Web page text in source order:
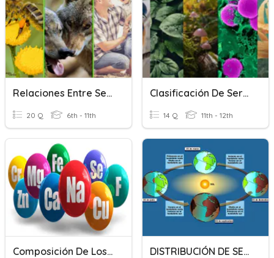
Relaciones Entre Seres Vivos
20 Q 6th - 11th
Clasificación De Seres Vivos
14 Q 11th - 12th
Composición De Los Seres Vivos DISTRIBUCIÓN DE SERES VIVOS Y CLIMA